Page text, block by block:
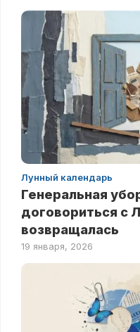
Лунный календарь
Генеральная
договориться с
возвращалась
19 января, 2026